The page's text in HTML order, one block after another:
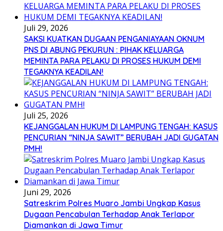
Juli 29, 2026
SAKSI KUATKAN DUGAAN PENGANIAYAAN OKNUM
PNS DI ABUNG PEKURUN : PIHAK KELUARGA
MEMINTA PARA PELAKU DI PROSES HUKUM DEMI
TEGAKNYA KEADILAN!
Juli 25, 2026
KEJANGGALAN HUKUM DI LAMPUNG TENGAH: KASUS
PENCURIAN “NINJA SAWIT” BERUBAH JADI GUGATAN
PMH!
Juni 29, 2026
Satreskrim Polres Muaro Jambi Ungkap Kasus
Dugaan Pencabulan Terhadap Anak Terlapor
Diamankan di Jawa Timur